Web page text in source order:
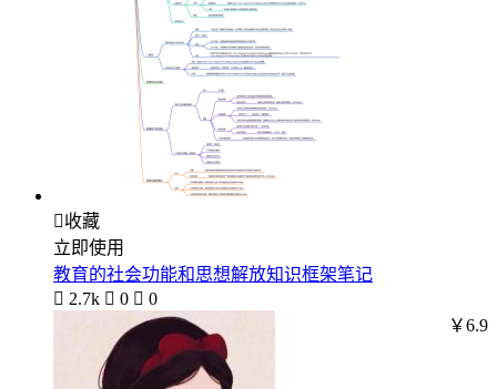
收藏
立即使用
教育的社会功能和思想解放知识框架笔记
 2.7k  0  0
￥6.9